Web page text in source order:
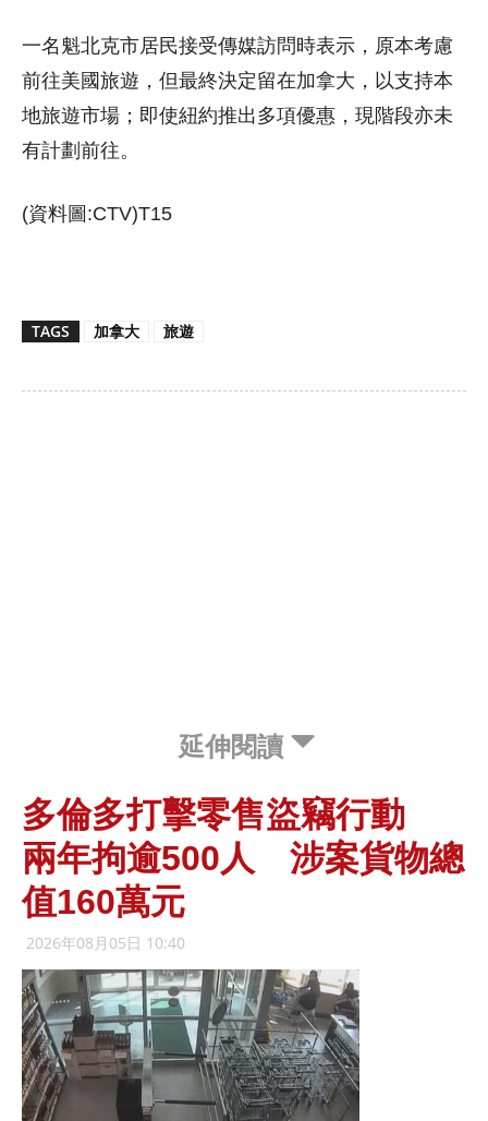
一名魁北克市居民接受傳媒訪問時表示，原本考慮
前往美國旅遊，但最終決定留在加拿大，以支持本
地旅遊市場；即使紐約推出多項優惠，現階段亦未
有計劃前往。
(資料圖:CTV)T15
TAGS 加拿大 旅遊
延伸閱讀
多倫多打擊零售盜竊行動
兩年拘逾500人 涉案貨物總
值160萬元
2026年08月05日 10:40